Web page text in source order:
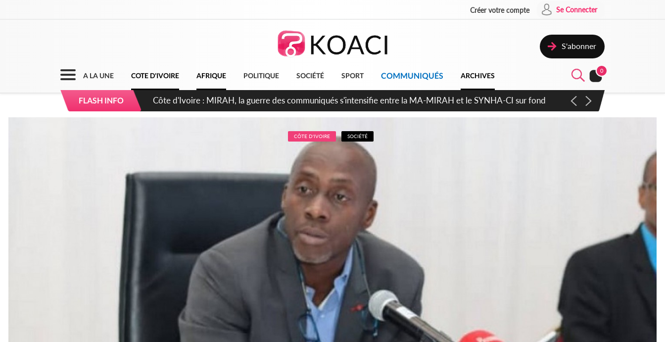
Créer votre compte Se Connecter
S'abonner
A LA UNE COTE D'IVOIRE AFRIQUE POLITIQUE SOCIÉTÉ SPORT COMMUNIQUÉS ARCHIVES
0
FLASH INFO Côte d'Ivoire : Indépendance 2026, Thiam plaide pour un environnement démocratique plus apaisé
CÔTE D'IVOIRE SOCIÉTÉ